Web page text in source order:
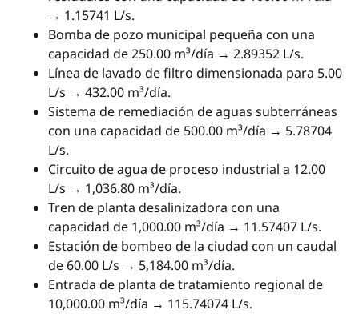
→ 1.15741 L/s.
Bomba de pozo municipal pequeña con una
capacidad de 250.00 m³/día → 2.89352 L/s.
Línea de lavado de filtro dimensionada para 5.00
L/s → 432.00 m³/día.
Sistema de remediación de aguas subterráneas
con una capacidad de 500.00 m³/día → 5.78704
L/s.
Circuito de agua de proceso industrial a 12.00
L/s → 1,036.80 m³/día.
Tren de planta desalinizadora con una
capacidad de 1,000.00 m³/día → 11.57407 L/s.
Estación de bombeo de la ciudad con un caudal
de 60.00 L/s → 5,184.00 m³/día.
Entrada de planta de tratamiento regional de
10,000.00 m³/día → 115.74074 L/s.